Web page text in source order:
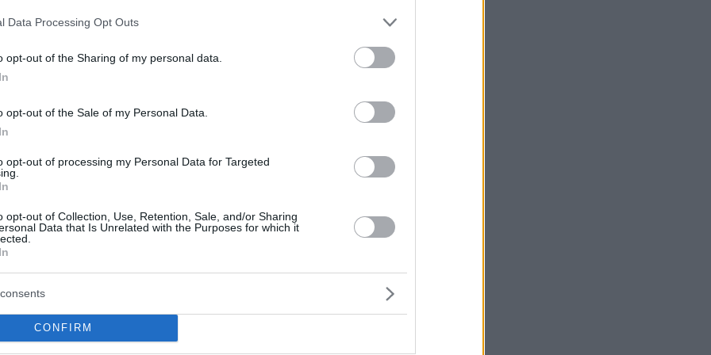
Data Processing Opt Outs
opt-out of the Sharing of my personal data.
opt-out of the Sale of my Personal Data.
opt-out of processing my Personal Data for Targeted
opt-out of Collection, Use, Retention, Sale, and/or Sharing
Data that Is Unrelated with the Purposes for which it
CONFIRM
die Einschränkungen für den Einsatz von
Kindergärten gelten, sondern in allen Bereichen.
Kinderschutz im Wahlkampfkontext.
mit Online-Inhalten hin und stellten fest, dass
Memes werden kann, wodurch die elterliche
auszusetzen, so das Urteil, ist mit ihren
massenhaften Stimmenkaufs
der Kinder in solchen Fällen schwerer
auf den ungarischen Verfassungsgrundsatz, dass
vor anderen Grundrechten hat.